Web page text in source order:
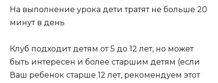
На выполнение урока дети тратят не больше 20
минут в день
Клуб подходит детям от 5 до 12 лет, но может
быть интересен и более старшим детям (если
Ваш ребенок старше 12 лет, рекомендуем этот